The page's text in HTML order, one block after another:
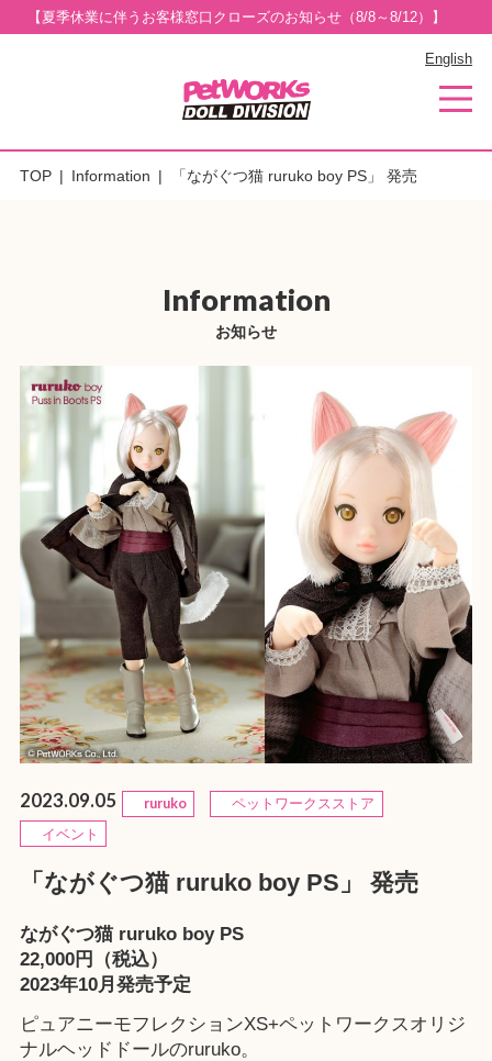
【夏季休業に伴うお客様窓口クローズのお知らせ（8/8～8/12）】
English
TOP Information 「ながぐつ猫 ruruko boy PS」 発売
Information
お知らせ
2023.09.05 ruruko
ペットワークスストア
イベント
「ながぐつ猫 ruruko boy PS」 発売
ながぐつ猫 ruruko boy PS
22,000円（税込）
2023年10月発売予定
ピュアニーモフレクションXS+ペットワークスオリジ
ナルヘッドドールのruruko。